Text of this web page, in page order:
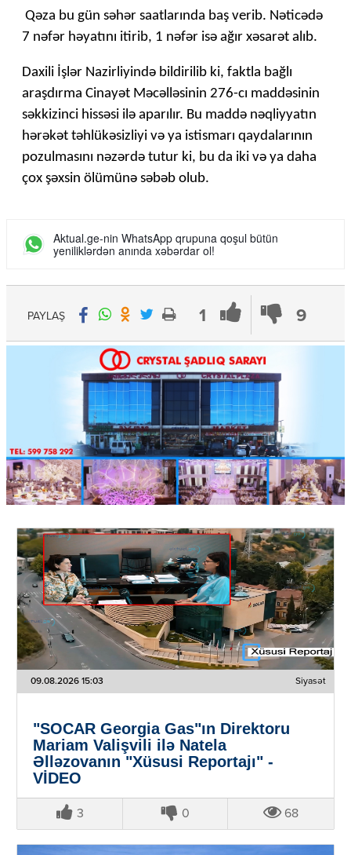
Qəza bu gün səhər saatlarında baş verib. Nəticədə
7 nəfər həyatını itirib, 1 nəfər isə ağır xəsarət alıb.
Daxili İşlər Nazirliyində bildirilib ki, faktla bağlı
araşdırma Cinayət Məcəlləsinin 276-cı maddəsinin
səkkizinci hissəsi ilə aparılır. Bu maddə nəqliyyatın
hərəkət təhlükəsizliyi və ya istismarı qaydalarının
pozulmasını nəzərdə tutur ki, bu da iki və ya daha
çox şəxsin ölümünə səbəb olub.
Aktual.ge-nin WhatsApp qrupuna qoşul bütün
yeniliklərdən anında xəbərdar ol!
1 9
PAYLAŞ
09.08.2026 15:03 Siyasət
"SOCAR Georgia Gas"ın Direktoru
Mariam Valişvili ilə Natela
Əlləzovanın "Xüsusi Reportajı" -
VİDEO
3 0 68